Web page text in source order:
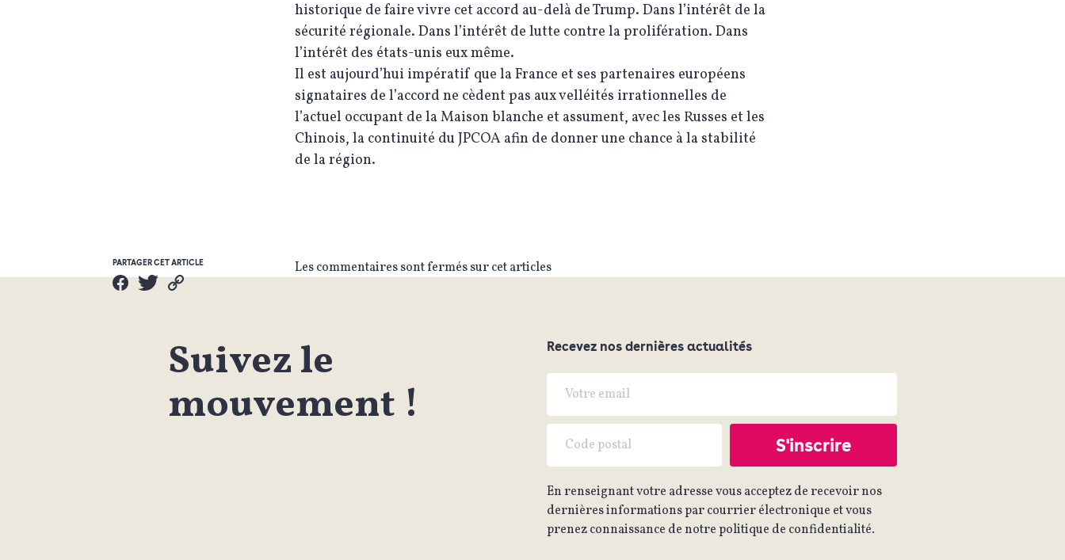
historique de faire vivre cet accord au-delà de Trump. Dans l’intérêt de la
sécurité régionale. Dans l’intérêt de lutte contre la prolifération. Dans
l’intérêt des états-unis eux même.
Il est aujourd’hui impératif que la France et ses partenaires européens
signataires de l’accord ne cèdent pas aux velléités irrationnelles de
l’actuel occupant de la Maison blanche et assument, avec les Russes et les
Chinois, la continuité du JPCOA afin de donner une chance à la stabilité
de la région.
PARTAGER CET ARTICLE Les commentaires sont fermés sur cet articles
Suivez le
mouvement !
Recevez nos dernières actualités
En renseignant votre adresse vous acceptez de recevoir nos
dernières informations par courrier électronique et vous
prenez connaissance de notre politique de confidentialité.